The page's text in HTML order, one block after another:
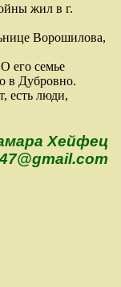
жил в г.
Ворошилова,
его семье
в Дубровно.
есть люди,
Хейфец